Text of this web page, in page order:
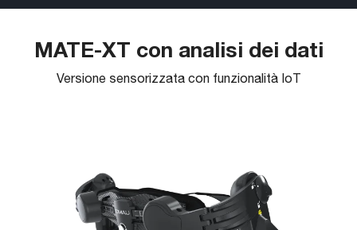
MATE-XT con analisi dei dati
Versione sensorizzata con funzionalità IoT